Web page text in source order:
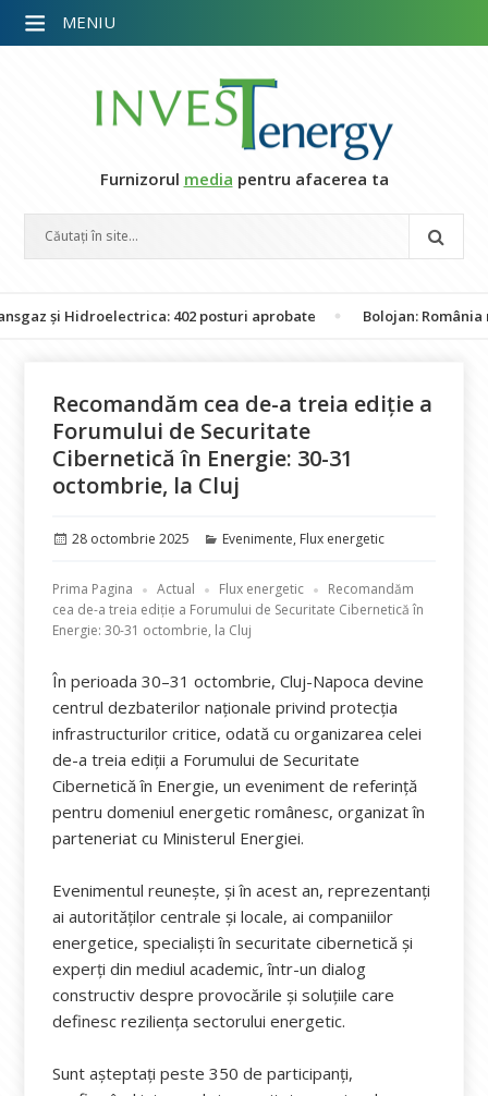
Furnizorul media pentru afacerea ta
402 posturi aprobate Bolojan: România nu
Recomandăm cea de-a treia ediție a
Forumului de Securitate
Cibernetică în Energie: 30-31
octombrie, la Cluj
Publicat
28 octombrie 2025 Categorii
Evenimente, Flux energetic
Prima Pagina Actual Flux energetic
Recomandăm
cea de-a treia ediție a Forumului de Securitate Cibernetică în
Energie: 30-31 octombrie, la Cluj
În perioada 30–31 octombrie, Cluj-Napoca devine
centrul dezbaterilor naționale privind protecția
infrastructurilor critice, odată cu organizarea celei
de-a treia ediții a Forumului de Securitate
Cibernetică în Energie, un eveniment de referință
pentru domeniul energetic românesc, organizat în
parteneriat cu Ministerul Energiei.
Evenimentul reunește, și în acest an, reprezentanți
ai autorităților centrale și locale, ai companiilor
energetice, specialiști în securitate cibernetică și
experți din mediul academic, într-un dialog
constructiv despre provocările și soluțiile care
definesc reziliența sectorului energetic.
Sunt așteptați peste 350 de participanți,
MENIU